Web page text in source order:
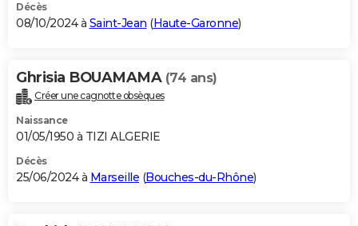
Décès
08/10/2024 à Saint-Jean (Haute-Garonne)
Ghrisia BOUAMAMA (74 ans)
Créer une cagnotte obsèques
Naissance
01/05/1950 à TIZI ALGERIE
Décès
25/06/2024 à Marseille (Bouches-du-Rhône)